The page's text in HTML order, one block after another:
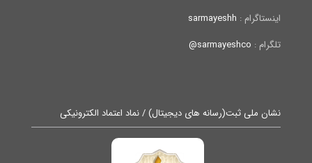
اینستاگرام :
تلگرام :
نشان ملی ثبت(رسانه های دیجیتال) / نماد اعتماد الکترونیکی